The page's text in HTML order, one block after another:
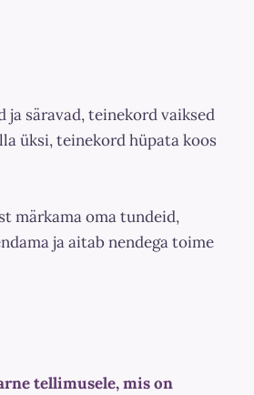
ja säravad, teinekord vaiksed
üksi, teinekord hüpata koos
märkama oma tundeid,
ja aitab nendega toime
tellimusele, mis on